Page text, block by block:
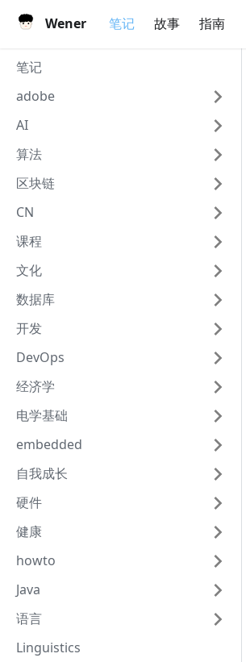
Wener 笔记 故事 指南
笔记
adobe
AI
算法
区块链
CN
课程
文化
数据库
开发
DevOps
经济学
电学基础
embedded
自我成长
硬件
健康
howto
Java
语言
Linguistics